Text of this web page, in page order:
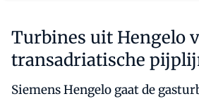
Turbines uit Hengelo
transadriatische
Siemens Hengelo gaat de